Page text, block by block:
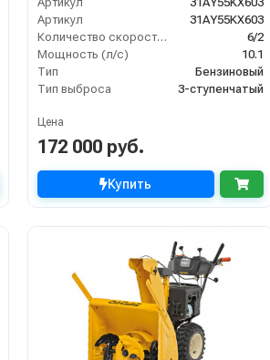
Артикул
31AY55KX603
Количество скоростей (вперед/назад)
6/2
Мощность (л/с)
10.1
Тип
Бензиновый
Тип выброса
3-ступенчатый
Цена
172 000 руб.
Купить